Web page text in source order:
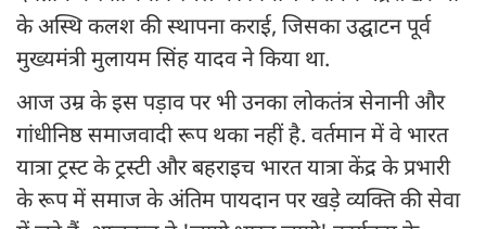
के अस्थि कलश की स्थापना कराई, जिसका उद्घाटन पूर्व
मुख्यमंत्री मुलायम सिंह यादव ने किया था.
आज उम्र के इस पड़ाव पर भी उनका लोकतंत्र सेनानी और
गांधीनिष्ठ समाजवादी रूप थका नहीं है. वर्तमान में वे भारत
यात्रा ट्रस्ट के ट्रस्टी और बहराइच भारत यात्रा केंद्र के प्रभारी
के रूप में समाज के अंतिम पायदान पर खड़े व्यक्ति की सेवा